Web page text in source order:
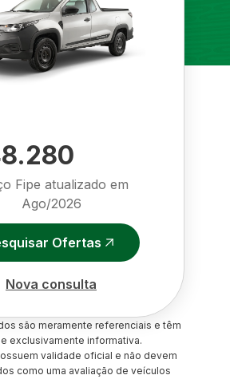
Fipe atualizado em
Ago/2026
Ofertas
Nova consulta
são meramente referenciais e têm
exclusivamente informativa.
validade oficial e não devem
como uma avaliação de veículos